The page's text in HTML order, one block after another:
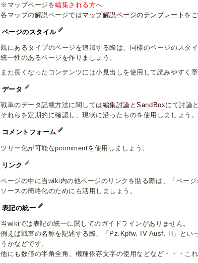
※マップページを編集される方へ
各マップの解説ページではマップ解説ページのテンプレート を
ページのスタイル
既にあるタイプのページを追加する際は、同様のページのスタ
統一性のあるページを作りましょう。
また長くなったコンテンツには小見出しを使用して読みやすく
データ
戦車のデータ記載方法に関しては編集討論 とSandBoxにて討論
それらを定期的に確認し、現状に沿ったものを使用しましょう。
コメントフォーム
ツリー化が可能なpcommentを使用しましょう。
リンク
ページの中に当wiki内の他ページのリンクを貼る際は、「ペー
ソースの簡略化のためにも活用しましょう。
表記の統一
当wikiでは表記の統一に関してのガイドラインがありません。
例えば戦車の名称を記述する際、「Pz.Kpfw. IV Ausf. H」とい
うかなどです。
他にも数値の半角全角、機種依存文字の使用などなど・・・こ